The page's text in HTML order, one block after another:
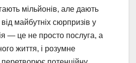
мільйонів, але дають
майбутніх сюрпризів у
— це не просто послуга, а
життя, і розумне